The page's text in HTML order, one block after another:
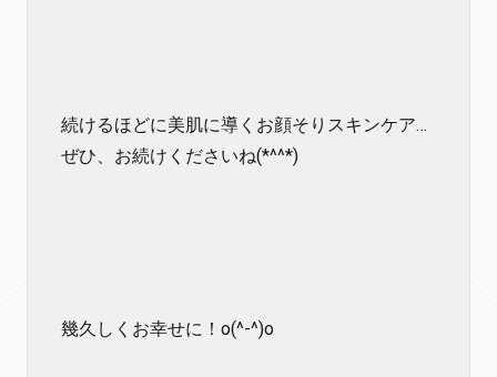
続けるほどに美肌に導くお顔そりスキンケア…
ぜひ、お続けくださいね(*^^*)
幾久しくお幸せに！o(^-^)o